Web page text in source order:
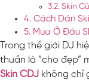
Skin
Cách Dán
Mua Ở Đâu
Trong thế giới DJ
thuần là “cho đẹp”
Skin CDJ không chỉ